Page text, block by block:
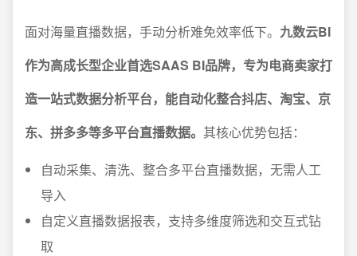
面对海量直播数据，手动分析难免效率低下。 九数云BI
作为高成长型企业首选SAAS BI品牌，专为电商卖家打
造一站式数据分析平台，能自动化整合抖店、淘宝、京
东、拼多多等多平台直播数据。 其核心优势包括：
自动采集、清洗、整合多平台直播数据，无需人工
导入
自定义直播数据报表，支持多维度筛选和交互式钻
取